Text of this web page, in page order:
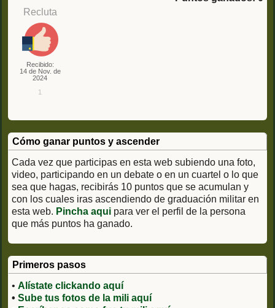
Recluta
Recibido:
14 de Nov. de
2024
1
Cómo ganar puntos y ascender
Cada vez que participas en esta web subiendo una foto,
video, participando en un debate o en un cuartel o lo que
sea que hagas, recibirás 10 puntos que se acumulan y
con los cuales iras ascendiendo de graduación militar en
esta web. Pincha aqui para ver el perfil de la persona
que más puntos ha ganado.
Primeros pasos
• Alístate clickando aquí
• Sube tus fotos de la mili aquí